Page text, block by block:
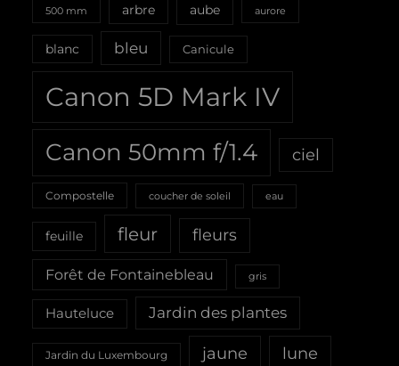
500 mm arbre aube aurore
blanc bleu Canicule
Canon 5D Mark IV
Canon 50mm f/1.4 ciel
Compostelle coucher de soleil eau
feuille fleur fleurs
Forêt de Fontainebleau gris
Hauteluce Jardin des plantes
Jardin du Luxembourg jaune lune